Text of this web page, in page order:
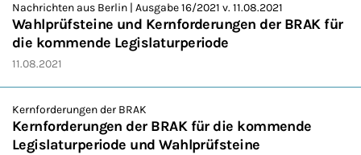
Nachrichten aus Berlin | Ausgabe 16/2021 v. 11.08.2021
Wahlprüfsteine und Kernforderungen der BRAK für
die kommende Legislaturperiode
11.08.2021
Kernforderungen der BRAK
Kernforderungen der BRAK für die kommende
Legislaturperiode und Wahlprüfsteine